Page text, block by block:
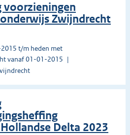
voorzieningen
Zwijndrecht
t/m heden met
vanaf 01-01-2015
Delta 2023